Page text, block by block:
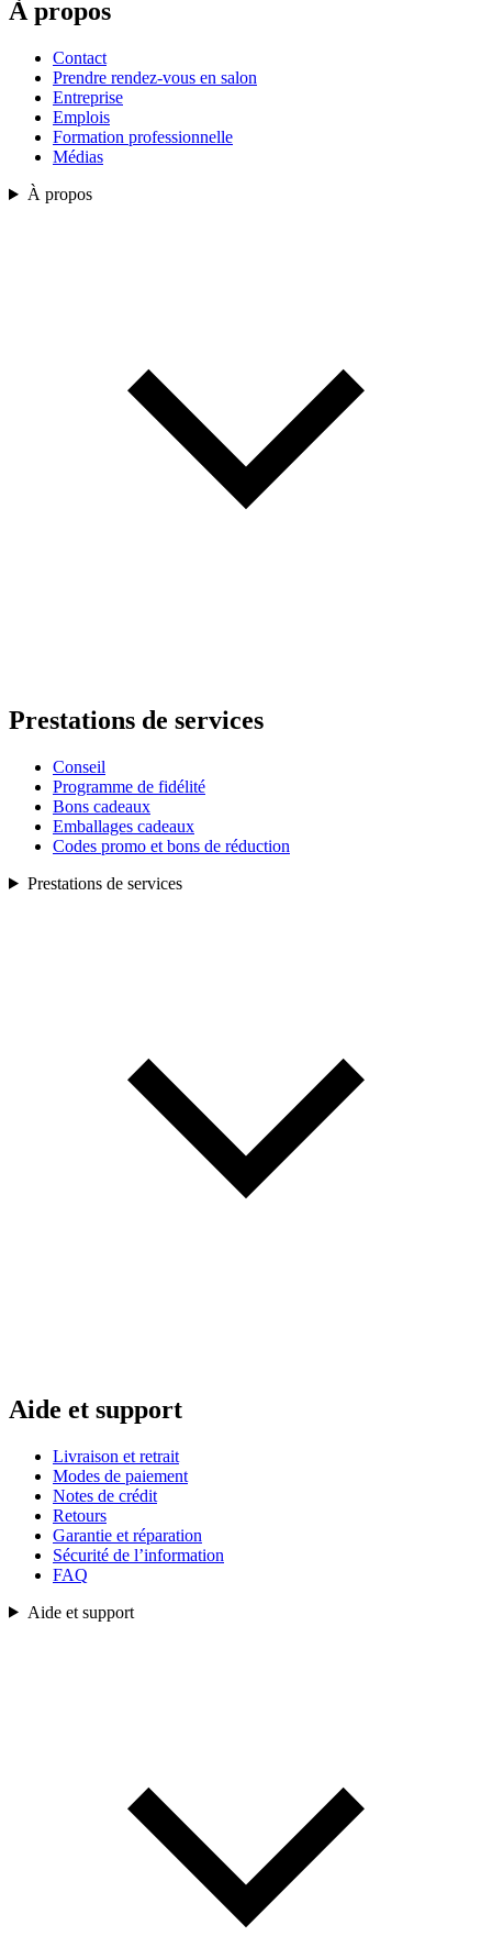
À propos
Contact
Prendre rendez-vous en salon
Entreprise
Emplois
Formation professionnelle
Médias
À propos
Prestations de services
Conseil
Programme de fidélité
Bons cadeaux
Emballages cadeaux
Codes promo et bons de réduction
Prestations de services
Aide et support
Livraison et retrait
Modes de paiement
Notes de crédit
Retours
Garantie et réparation
Sécurité de l’information
FAQ
Aide et support